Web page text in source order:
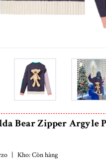
prev
Bear Zipper Argyle
| Kho:Còn hàng